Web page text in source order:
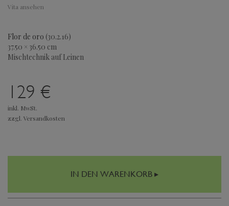
Vita ansehen
Flor de oro (30.2.16)
37.50 × 36.50 cm
Mischtechnik auf Leinen
129 €
inkl. MwSt.
zzgl. Versandkosten
IN DEN WARENKORB ▸